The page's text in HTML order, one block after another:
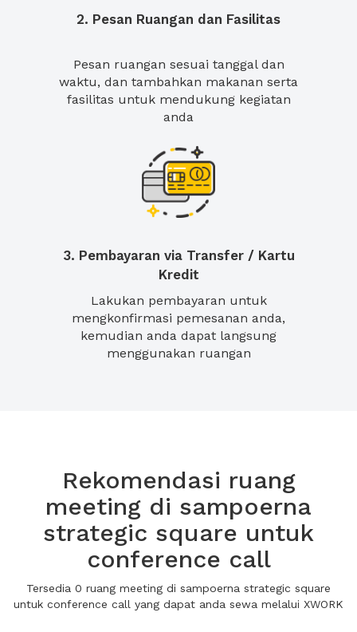
2. Pesan Ruangan dan Fasilitas
Pesan ruangan sesuai tanggal dan
waktu, dan tambahkan makanan serta
fasilitas untuk mendukung kegiatan
anda
3. Pembayaran via Transfer / Kartu
Kredit
Lakukan pembayaran untuk
mengkonfirmasi pemesanan anda,
kemudian anda dapat langsung
menggunakan ruangan
Rekomendasi ruang
meeting di sampoerna
strategic square untuk
conference call
Tersedia 0 ruang meeting di sampoerna strategic square
untuk conference call yang dapat anda sewa melalui XWORK